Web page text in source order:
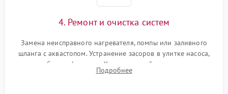
4. Ремонт и очистка систем
Замена неисправного нагревателя, помпы или заливного
шланга с аквастопом. Устранение засоров в улитке насоса,
патрубках и фильтрах. Компонентный ремонт платы
управления, восстановление поврежденной проводки.
Подробнее